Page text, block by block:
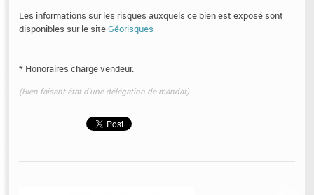
Les informations sur les risques auxquels ce bien est exposé sont
disponibles sur le siteGéorisques
* Honoraires charge vendeur.
(Bien faisant état d'une délégation de mandat)